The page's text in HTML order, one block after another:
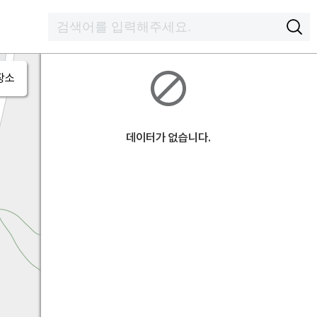
소
데이터가 없습니다.